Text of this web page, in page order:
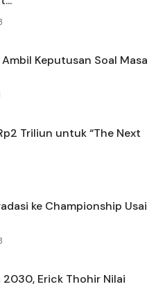
Keputusan Soal Masa
Triliun untuk “The Next
ke Championship Usai
2030, Erick Thohir Nilai